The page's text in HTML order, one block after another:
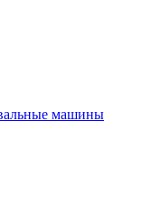
машины